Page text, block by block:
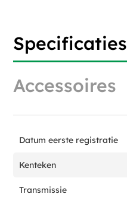
Specificaties
Accessoires
Datum eerste registratie
Kenteken
Transmissie